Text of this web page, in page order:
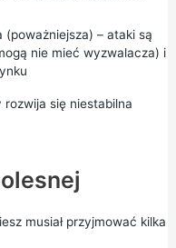
(poważniejsza) – ataki są
nie mieć wyzwalacza) i
rozwija się niestabilna
musiał przyjmować kilka